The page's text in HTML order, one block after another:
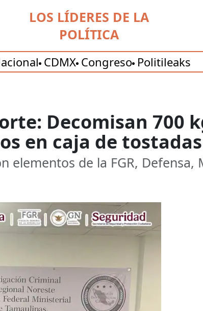
LOS LÍDERES DE LA
POLÍTICA
CDMX Congreso Politileaks
Decomisan 700
en caja de
de la FGR, Defensa,